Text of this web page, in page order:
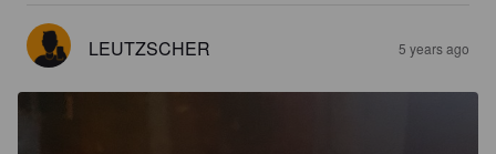
LEUTZSCHER 5 years ago